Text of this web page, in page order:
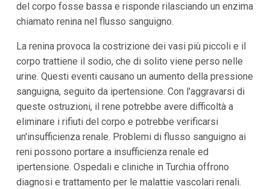
del corpo fosse bassa e risponde rilasciando un enzima
chiamato renina nel flusso sanguigno.
La renina provoca la costrizione dei vasi più piccoli e il
corpo trattiene il sodio, che di solito viene perso nelle
urine. Questi eventi causano un aumento della pressione
sanguigna, seguito da ipertensione. Con l'aggravarsi di
queste ostruzioni, il rene potrebbe avere difficoltà a
eliminare i rifiuti del corpo e potrebbe verificarsi
un'insufficienza renale. Problemi di flusso sanguigno ai
reni possono portare a insufficienza renale ed
ipertensione. Ospedali e cliniche in Turchia offrono
diagnosi e trattamento per le malattie vascolari renali.